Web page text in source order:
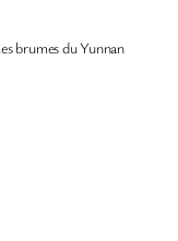
brumes du Yunnan